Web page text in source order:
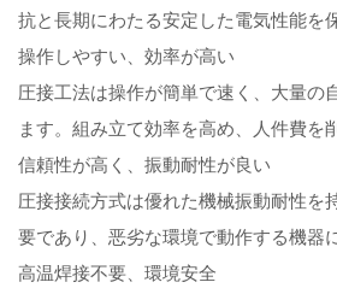
抗と長期にわたる安定した電気性能を
操作しやすい、効率が高い
圧接工法は操作が簡単で速く、大量の
ます。組み立て効率を高め、人件費を
信頼性が高く、振動耐性が良い
圧接接続方式は優れた機械振動耐性を
要であり、恶劣な環境で動作する機器
高温焊接不要、環境安全